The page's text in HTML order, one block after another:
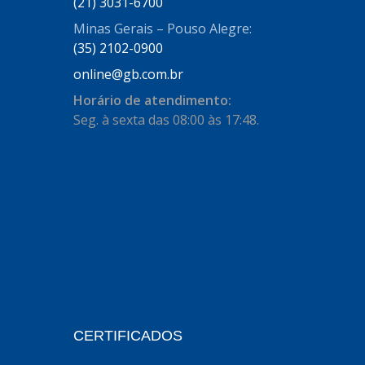
BECA FREIOS (25)
BOSAL
BRASMECK (656)
COMALTECH/JPEMA
Minas Gerais – Pouso Alegre:
(35) 2102-0900
online@gb.com.br
Horário de atendimento:
Seg. à sexta das 08:00 às 17:48.
CERTIFICADOS